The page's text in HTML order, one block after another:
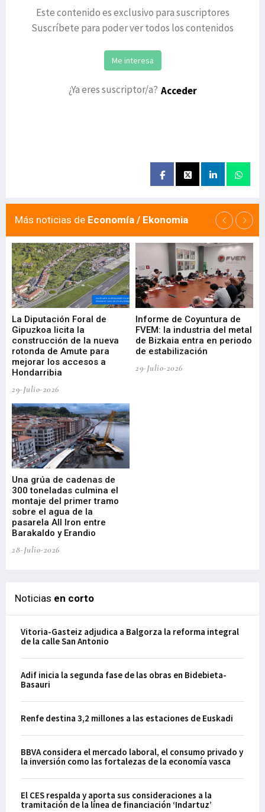
Este contenido es exclusivo para suscriptores
Suscríbete para poder ver todos los contenidos
Me interesa
¿Ya eres suscriptor/a? Acceder
Más noticias de Economía / Ekonomia
La Diputación Foral de
Gipuzkoa licita la
construcción de la nueva
rotonda de Amute para
mejorar los accesos a
Hondarribia
29-Julio-2026
Informe de Coyuntura de
FVEM: la industria del metal
de Bizkaia entra en periodo
de estabilización
29-Julio-2026
Una grúa de cadenas de
300 toneladas culmina el
montaje del primer tramo
sobre el agua de la
pasarela All Iron entre
Barakaldo y Erandio
28-Julio-2026
Noticias en corto
Vitoria-Gasteiz adjudica a Balgorza la reforma integral
de la calle San Antonio
Adif inicia la segunda fase de las obras en Bidebieta-
Basauri
Renfe destina 3,2 millones a las estaciones de Euskadi
BBVA considera el mercado laboral, el consumo privado y
la inversión como las fortalezas de la economía vasca
El CES respalda y aporta sus consideraciones a la
tramitación de la línea de financiación ‘Indartuz’